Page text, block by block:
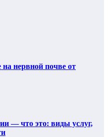
нервной почве от
— что это: виды услуг,